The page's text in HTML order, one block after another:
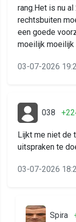
rang.Het is nu
rechtsbuiten
een goede
moeilijk moeilijk
03-07-2026
038
Lijkt me niet de
uitspraken te
03-07-2026
Spira